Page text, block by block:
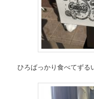
ひろばっかり食べてずる